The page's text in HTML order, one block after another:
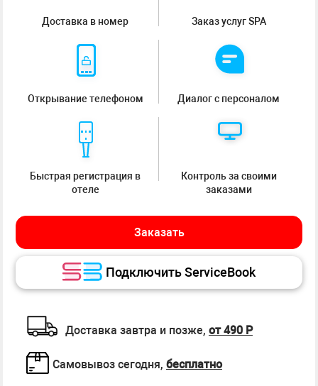
Доставка в номер Заказ услуг SPA
Открывание телефоном Диалог с персоналом
Быстрая регистрация в
отеле
Контроль за своими
заказами
Заказать
Подключить ServiceBook
Доставка завтра и позже, от 490 Р
Самовывоз сегодня, бесплатно